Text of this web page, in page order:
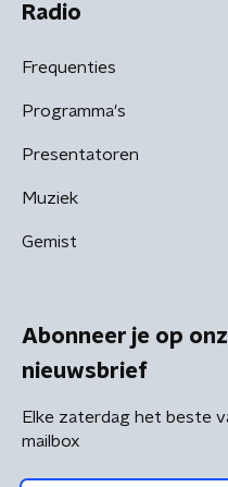
Radio
Frequenties
Programma's
Presentatoren
Muziek
Gemist
Abonneer je op
nieuwsbrief
Elke zaterdag het beste
mailbox